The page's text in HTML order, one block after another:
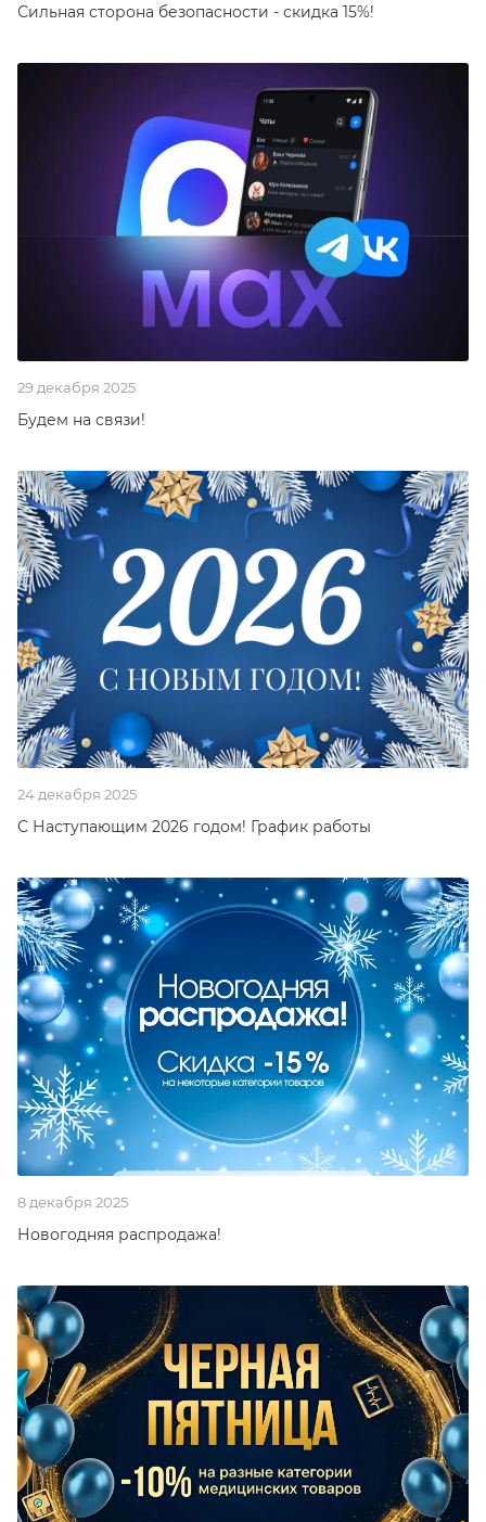
Сильная сторона безопасности - скидка 15%!
29 декабря 2025
Будем на связи!
24 декабря 2025
С Наступающим 2026 годом! График работы
8 декабря 2025
Новогодняя распродажа!